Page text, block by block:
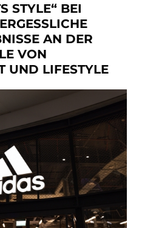
STYLE“ BEI
AN DER
VON
UND LIFESTYLE